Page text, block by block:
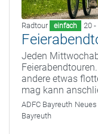
Radtour einfach 20 -
Jeden
andere etwas
mag kann
ADFC Bayreuth
Bayreuth